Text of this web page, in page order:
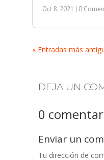
Oct 8, 2021 | 0
« Entradas más
DEJA UN
0
Enviar un
Tu dirección de